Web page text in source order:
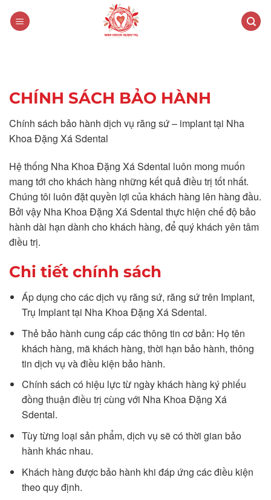
CHÍNH SÁCH BẢO HÀNH
Chính sách bảo hành dịch vụ răng sứ – implant tại Nha
Khoa Đặng Xá Sdental
Hệ thống Nha Khoa Đặng Xá Sdental luôn mong muốn
mang tới cho khách hàng những kết quả điều trị tốt nhất.
Chúng tôi luôn đặt quyền lợi của khách hàng lên hàng đầu.
Bởi vậy Nha Khoa Đặng Xá Sdental thực hiện chế độ bảo
hành dài hạn dành cho khách hàng, để quý khách yên tâm
điều trị.
Chi tiết chính sách
Áp dụng cho các dịch vụ răng sứ, răng sứ trên Implant,
Trụ Implant tại Nha Khoa Đặng Xá Sdental.
Thẻ bảo hành cung cấp các thông tin cơ bản: Họ tên
khách hàng, mã khách hàng, thời hạn bảo hành, thông
tin dịch vụ và điều kiện bảo hành.
Chính sách có hiệu lực từ ngày khách hàng ký phiếu
đồng thuận điều trị cùng với Nha Khoa Đặng Xá
Sdental.
Tùy từng loại sản phẩm, dịch vụ sẽ có thời gian bảo
hành khác nhau.
Khách hàng được bảo hành khi đáp ứng các điều kiện
theo quy định.